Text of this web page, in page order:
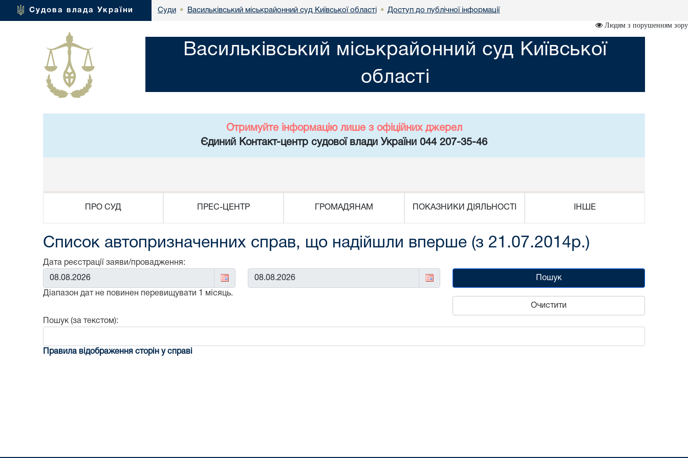
Судова влада України Суди • Васильківський міськрайонний суд Київської області • Доступ до публічної інформації
Людям з порушенням зору
Васильківський міськрайонний суд Київської
області
Отримуйте інформацію лише з офіційних джерел
Єдиний Контакт-центр судової влади України 044 207-35-46
ПРО СУД ПРЕС-ЦЕНТР ГРОМАДЯНАМ ПОКАЗНИКИ ДІЯЛЬНОСТІ ІНШЕ
Список автопризначенних справ, що надійшли вперше (з 21.07.2014р.)
Дата реєстрації заяви/провадження:
Від: До:
Діапазон дат не повинен перевищувати 1 місяць.
Пошук
Очистити
Пошук (за текстом):
Правила відображення сторін у справі